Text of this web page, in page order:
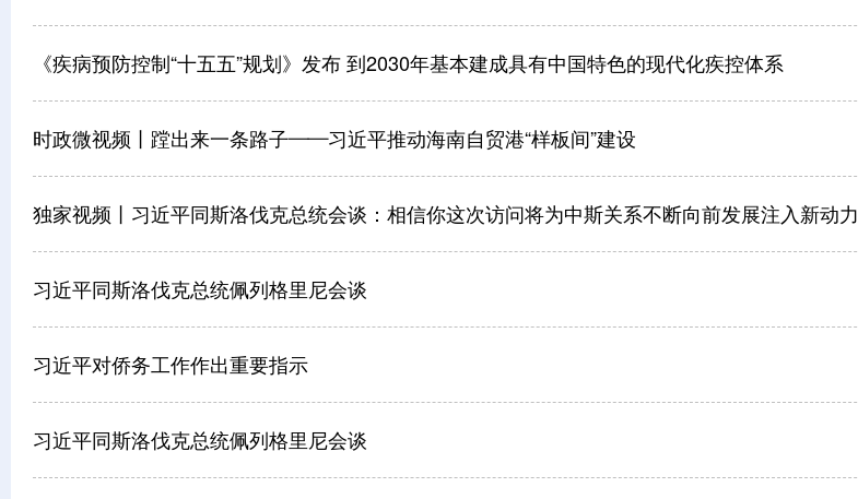
《疾病预防控制“十五五”规划》发布 到2030年基本建成具有中国特色的现代化疾控体系
时政微视频丨蹚出来一条路子——习近平推动海南自贸港“样板间”建设
独家视频丨习近平同斯洛伐克总统会谈：相信你这次访问将为中斯关系不断向前发展注入新动力
习近平同斯洛伐克总统佩列格里尼会谈
习近平对侨务工作作出重要指示
习近平同斯洛伐克总统佩列格里尼会谈